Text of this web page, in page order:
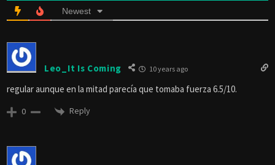
Newest
Leo_It Is Coming 10 years ago
regular aunque en la mitad parecía que tomaba fuerza 6.5/10.
0 Reply